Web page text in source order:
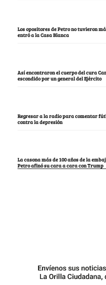
Los opositores de Petro no tuvieron
entró a la Casa Blanca
Así encontraron el cuerpo del cura
escondido por un general del Ejército
Regresar a la radio para comentar
contra la depresión
La casona más de 100 años de la
Petro afinó su cara a cara con Trump